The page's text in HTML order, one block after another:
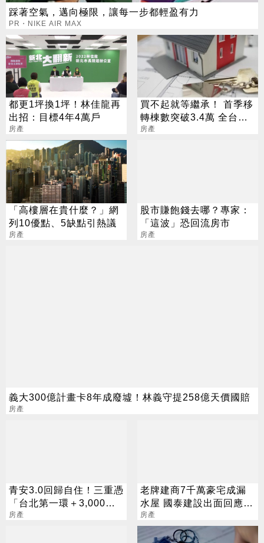
踩著空氣，邁向極限，讓每一步都輕盈有力
PR・NIKE AIR MAX
都更1坪換1坪！林佳龍再
出招：目標4年4萬戶
房產
買不起就等繼承！ 首季移
轉棟數突破3.4萬 全台掀
「大傳承潮」
房產
「高樓層在貴什麼？」網
列10優點、5缺點引熱議
房產
股市賺飽錢去哪？專家：
「這波」恐回流房市
房產
義大300億計畫卡8年成廢墟！林義守提258億天價國賠
房產
青安3.0回歸自住！三重憑
「台北第一環＋3,000官
員進駐」撐爆剛需
房產
老牌建商7千萬豪宅成漏
水屋 國泰建設出面回應
了！
房產